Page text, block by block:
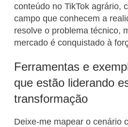
conteúdo no TikTok agrário,
campo que conhecem a
resolve o problema técnico,
mercado é conquistado à
Ferramentas e
que estão liderando
transformação
Deixe-me mapear o cenário